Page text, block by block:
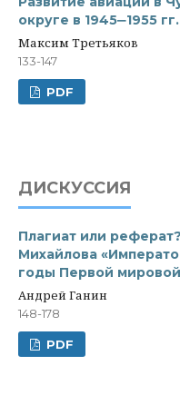
округе в 1945‒1955 гг.
Максим Третьяков
133-147
PDF
ДИСКУССИЯ
Плагиат или
Михайлова
годы Первой
Андрей Ганин
148-178
PDF